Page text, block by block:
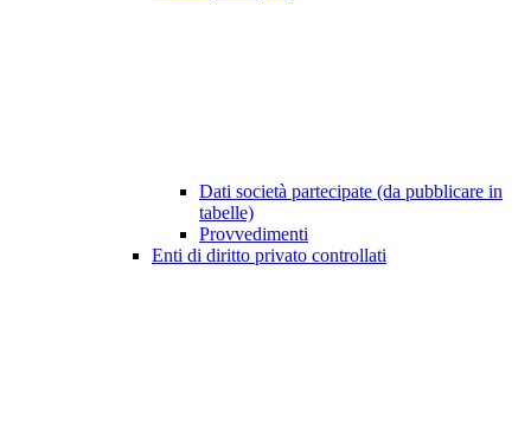
Dati società partecipate (da pubblicare in
tabelle)
Provvedimenti
Enti di diritto privato controllati